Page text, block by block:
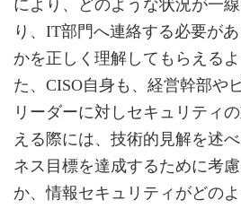
により、どのような状況が一
り、IT部門へ連絡する必要が
かを正しく理解してもらえる
た、CISO自身も、経営幹部や
リーダーに対しセキュリティ
える際には、技術的見解を述
ネス目標を達成するために考
か、情報セキュリティがどの